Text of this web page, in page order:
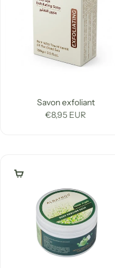
Savon exfoliant
Prix de vente
€8,95 EUR
Ajouter au panier